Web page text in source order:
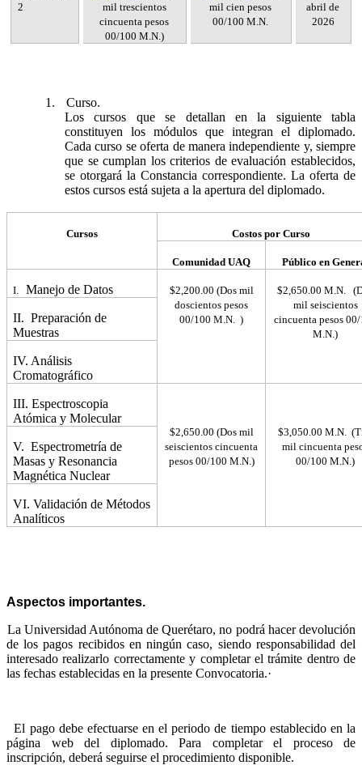
2
mil trescientos
cincuenta pesos
00/100 M.N.)
mil cien pesos
00/100 M.N.
abril de
2026
1.
Curso.
Los cursos que se detallan en la siguiente tabla
constituyen los módulos que integran el diplomado.
Cada curso se oferta de manera independiente y, siempre
que se cumplan los criterios de evaluación establecidos,
se otorgará la Constancia correspondiente. La oferta de
estos cursos está sujeta a la apertura del diplomado.
Cursos Costos por Curso
Comunidad UAQ Público en
I. Manejo de Datos
$2,200.00 (Dos mil
doscientos pesos
00/100 M.N. )
$2,650.00 M.N.
mil seiscientos
cincuenta pesos
M.N.)
II. Preparación de
Muestras
IV. Análisis
Cromatográfico
III. Espectroscopia
Atómica y Molecular
$2,650.00 (Dos mil
seiscientos cincuenta
pesos 00/100 M.N.)
$3,050.00 M.N.
mil cincuenta
00/100 M.N.)
V. Espectrometría de
Masas y Resonancia
Magnética Nuclear
VI. Validación de Métodos
Analíticos
Aspectos importantes.
La Universidad Autónoma de Querétaro, no podrá hacer devolución
de los pagos recibidos en ningún caso, siendo responsabilidad del
interesado realizarlo correctamente y completar el trámite dentro de
las fechas establecidas en la presente Convocatoria.·
El pago debe efectuarse en el periodo de tiempo establecido en la
página web del diplomado. Para completar el proceso de
inscripción, deberá seguirse el procedimiento disponible.